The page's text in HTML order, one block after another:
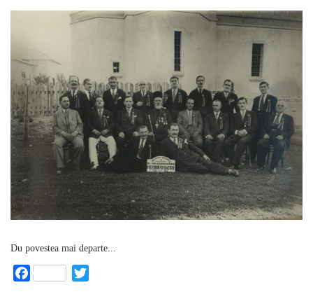
Du povestea mai departe...
Facebook